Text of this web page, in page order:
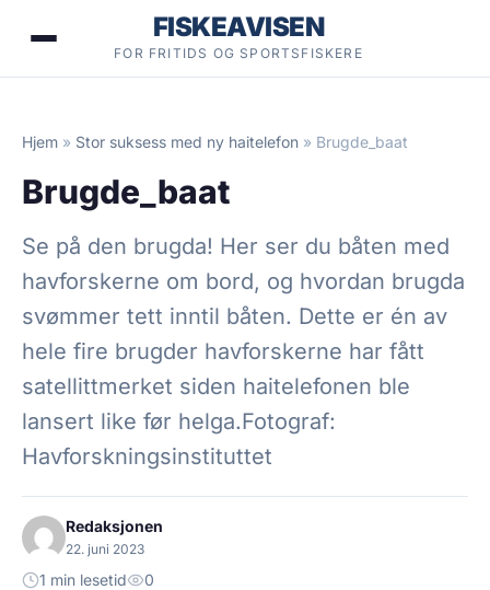
FISKEAVISEN
FOR FRITIDS OG SPORTSFISKERE
Hjem » Stor suksess med ny haitelefon » Brugde_baat
Brugde_baat
Se på den brugda! Her ser du båten med
havforskerne om bord, og hvordan brugda
svømmer tett inntil båten. Dette er én av
hele fire brugder havforskerne har fått
satellittmerket siden haitelefonen ble
lansert like før helga.Fotograf:
Havforskningsinstituttet
Redaksjonen
22. juni 2023
1 min lesetid 0